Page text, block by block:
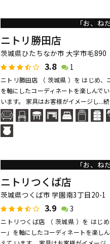
「お、ね
ニトリ勝田店
茨城県ひたちなか市 大字市毛890
3.8 1
ニトリ勝田店 （ 茨城県 ）を はじめ、
を軸にしたコーディネートを楽しんで
います。 家具はお客様がイメージし...
「お、ね
ニトリつくば店
茨城県つくば市 学園南3丁目20-1
3.9 3
ニトリつくば店 （ 茨城県 ）を はじ
ー」を軸にしたコーディネートを楽し